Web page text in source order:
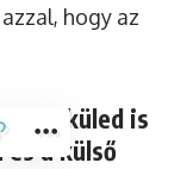
hogy az
nélküled is
a külső